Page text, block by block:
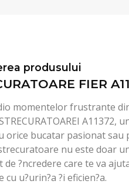
produsului
FIER
momentelor frustrante
A11372,
orice bucatar pasionat sau
nu este doar
de ?ncredere care te va
cu u?urin?a ?i eficien?a.